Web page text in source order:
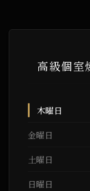
高級個
木曜日
金曜日
土曜日
日曜日